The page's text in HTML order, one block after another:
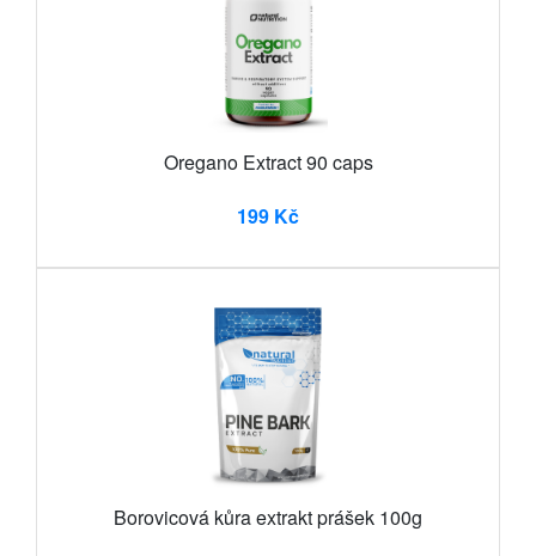
Oregano Extract 90 caps
199 Kč
Borovicová kůra extrakt prášek 100g